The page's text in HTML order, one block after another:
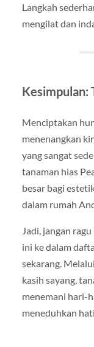
Langkah
mengilat dan
Kesimpulan:
Menciptakan
menenangkan
yang sangat
tanaman hias
besar bagi
dalam rumah
Jadi, jangan
ini ke dalam
sekarang.
kasih sayang,
menemani hari-
meneduhkan